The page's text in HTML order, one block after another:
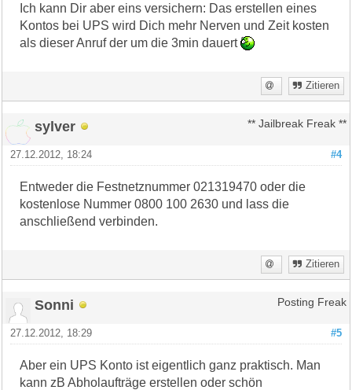
Ich kann Dir aber eins versichern: Das erstellen eines
Kontos bei UPS wird Dich mehr Nerven und Zeit kosten
als dieser Anruf der um die 3min dauert
Zitieren
sylver ** Jailbreak Freak **
#4
27.12.2012, 18:24
Entweder die Festnetznummer 021319470 oder die
kostenlose Nummer 0800 100 2630 und lass die
anschließend verbinden.
Zitieren
Sonni Posting Freak
#5
27.12.2012, 18:29
Aber ein UPS Konto ist eigentlich ganz praktisch. Man
kann zB Abholaufträge erstellen oder schön